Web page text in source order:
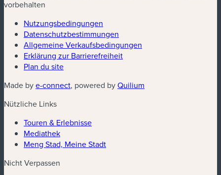
vorbehalten
Nutzungsbedingungen
Datenschutzbestimmungen
Allgemeine Verkaufsbedingungen
Erklärung zur Barrierefreiheit
Plan du site
Made bye-connect(neues Fenster)
, powered byQuilium
Nützliche Links
Touren & Erlebnisse
Mediathek
Meng Stad, Meine Stadt
Nicht Verpassen